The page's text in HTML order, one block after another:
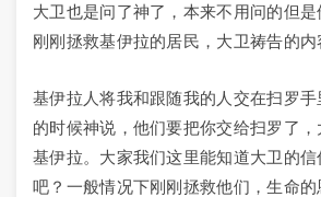
大卫也是问了神了，本来不用问的但
刚刚拯救基伊拉的居民，大卫祷告的内
基伊拉人将我和跟随我的人交在扫罗
的时候神说，他们要把你交给扫罗了
基伊拉。大家我们这里能知道大卫的
吧？一般情况下刚刚拯救他们，生命